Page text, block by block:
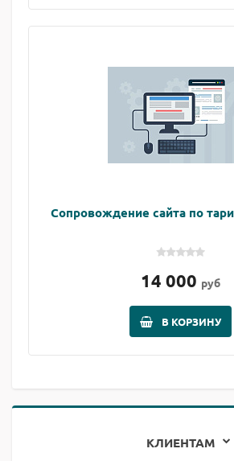
Сопровождение сайта по
14 000 руб
В КОРЗИНУ
КЛИЕНТАМ